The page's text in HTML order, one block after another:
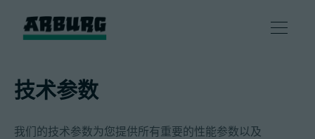
产品
解决方案
技术参数
我们的技术参数为您提供所有重要的性能参数以及